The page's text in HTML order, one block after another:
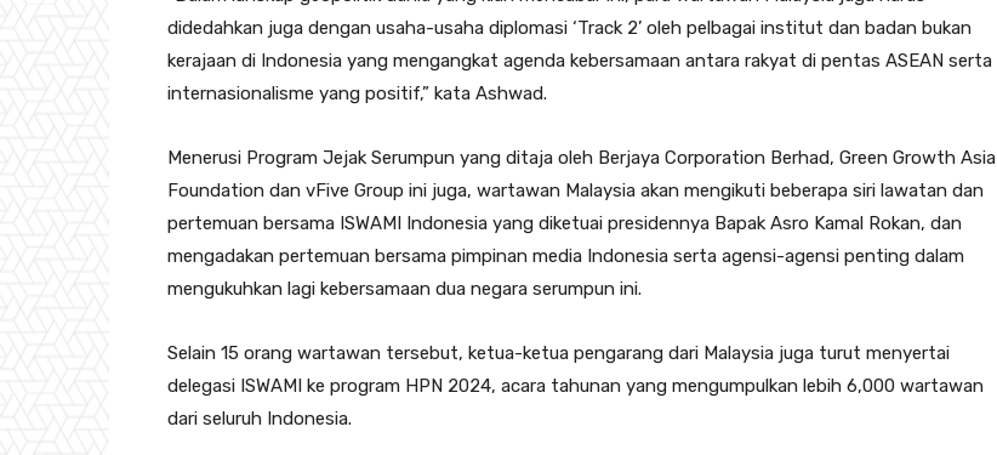
didedahkan juga dengan usaha-usaha diplomasi ‘Track 2’ oleh pelbagai institut dan badan bukan
kerajaan di Indonesia yang mengangkat agenda kebersamaan antara rakyat di pentas ASEAN serta
internasionalisme yang positif,” kata Ashwad.
Menerusi Program Jejak Serumpun yang ditaja oleh Berjaya Corporation Berhad, Green Growth Asia
Foundation dan vFive Group ini juga, wartawan Malaysia akan mengikuti beberapa siri lawatan dan
pertemuan bersama ISWAMI Indonesia yang diketuai presidennya Bapak Asro Kamal Rokan, dan
mengadakan pertemuan bersama pimpinan media Indonesia serta agensi-agensi penting dalam
mengukuhkan lagi kebersamaan dua negara serumpun ini.
Selain 15 orang wartawan tersebut, ketua-ketua pengarang dari Malaysia juga turut menyertai
delegasi ISWAMI ke program HPN 2024, acara tahunan yang mengumpulkan lebih 6,000 wartawan
dari seluruh Indonesia.